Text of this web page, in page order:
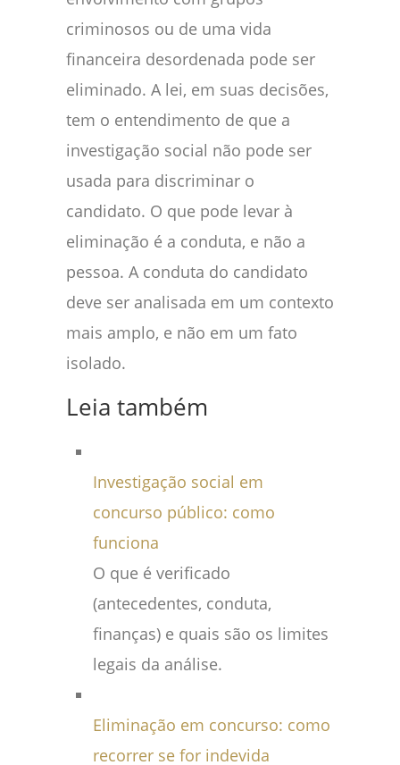
criminosos ou de uma vida
financeira desordenada pode ser
eliminado. A lei, em suas decisões,
tem o entendimento de que a
investigação social não pode ser
usada para discriminar o
candidato. O que pode levar à
eliminação é a conduta, e não a
pessoa. A conduta do candidato
deve ser analisada em um contexto
mais amplo, e não em um fato
isolado.
Leia também
Investigação social em
concurso público: como
funciona
O que é verificado
(antecedentes, conduta,
finanças) e quais são os limites
legais da análise.
Eliminação em concurso: como
recorrer se for indevida